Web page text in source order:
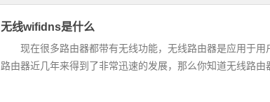
无线wifidns是什么
现在很多路由器都带有无线功能，无线路由器是应用于用
路由器近几年来得到了非常迅速的发展，那么你知道无线路由